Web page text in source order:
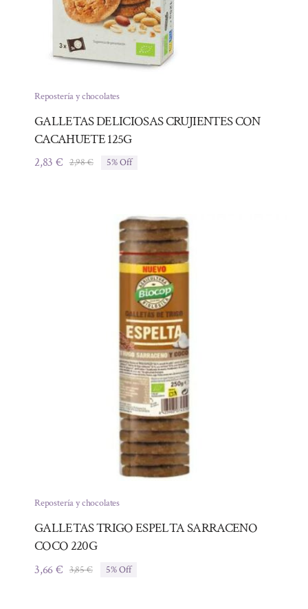
Repostería y chocolates
GALLETAS DELICIOSAS CRUJIENTES CON
CACAHUETE 125G
2,98€El
2,98 €.
2,83€
El
2,83 €.
5% Off
Repostería y chocolates
GALLETAS TRIGO ESPELTA SARRACENO
COCO 220G
3,85€El
3,66€
El
5% Off